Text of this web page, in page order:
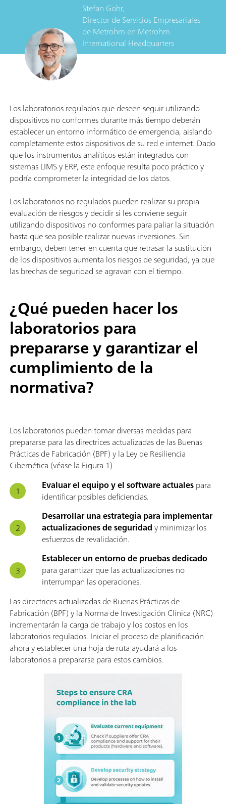
Stefan Gohr,
Director de Servicios Empresariales
de Metrohm en Metrohm
International Headquarters
Los laboratorios regulados que deseen seguir utilizando
dispositivos no conformes durante más tiempo deberán
establecer un entorno informático de emergencia, aislando
completamente estos dispositivos de su red e internet. Dado
que los instrumentos analíticos están integrados con
sistemas LIMS y ERP, este enfoque resulta poco práctico y
podría comprometer la integridad de los datos.
Los laboratorios no regulados pueden realizar su propia
evaluación de riesgos y decidir si les conviene seguir
utilizando dispositivos no conformes para paliar la situación
hasta que sea posible realizar nuevas inversiones. Sin
embargo, deben tener en cuenta que retrasar la sustitución
de los dispositivos aumenta los riesgos de seguridad, ya que
las brechas de seguridad se agravan con el tiempo.
¿Qué pueden hacer los
laboratorios para
prepararse y garantizar el
cumplimiento de la
normativa?
Los laboratorios pueden tomar diversas medidas para
prepararse para las directrices actualizadas de las Buenas
Prácticas de Fabricación (BPF) y la Ley de Resiliencia
Cibernética (véase la Figura 1).
Evaluar el equipo y el software actualespara
identificar posibles deficiencias.
Desarrollar una estrategia para implementar
actualizaciones de seguridady minimizar los
esfuerzos de revalidación.
Establecer un entorno de pruebas dedicado
para garantizar que las actualizaciones no
interrumpan las operaciones.
Las directrices actualizadas de Buenas Prácticas de
Fabricación (BPF) y la Norma de Investigación Clínica (NRC)
incrementarán la carga de trabajo y los costos en los
laboratorios regulados. Iniciar el proceso de planificación
ahora y establecer una hoja de ruta ayudará a los
laboratorios a prepararse para estos cambios.